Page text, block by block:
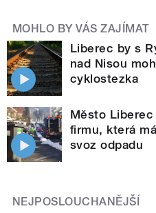
MOHLO BY VÁS ZAJÍMAT
Liberec by s
nad Nisou
cyklostezka
Město
firmu, která
svoz odpadu
NEJPOSLOUCHANĚJŠÍ